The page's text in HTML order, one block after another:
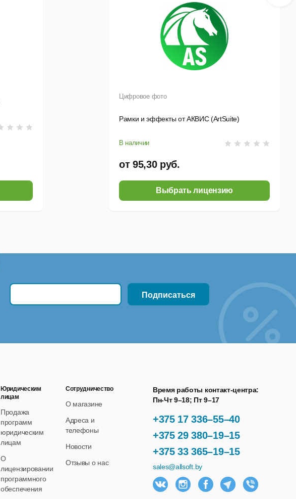
Цифровое фото
Рамки и эффекты от АКВИС (ArtSuite)
В наличии
от 95,30 руб.
Выбрать лицензию
+375 17 336–55–40
+375 29 380–19–15
+375 33 365–19–15
Время работы контакт-центра:
Пн-Чт 9–18; Пт 9–17
sales@allsoft.by
Юридическим
лицам
Продажа
программ
юридическим
лицам
О
лицензировании
программного
обеспечения
Сотрудничество
О магазине
Адреса и
телефоны
Новости
Отзывы о нас